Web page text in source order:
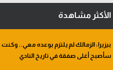
الأكثر مشاهدة
بيزيرا: الزمالك لم يلتزم بوعده معي.. وكنت
سأصبح أغلى صفقة في تاريخ النادي